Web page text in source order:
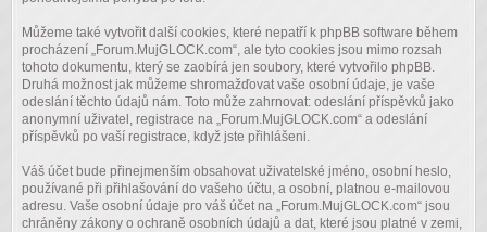
Můžeme také vytvořit další cookies, které nepatří k phpBB software během
procházení „Forum.MujGLOCK.com“, ale tyto cookies jsou mimo rozsah
tohoto dokumentu, který se zaobírá jen soubory, které vytvořilo phpBB.
Druhá možnost jak můžeme shromažďovat vaše osobní údaje, je vaše
odeslání těchto údajů nám. Toto může zahrnovat: odeslání příspěvků jako
anonymní uživatel, registrace na „Forum.MujGLOCK.com“ a odeslání
příspěvků po vaší registrace, když jste přihlášeni.
Váš účet bude přinejmenším obsahovat uživatelské jméno, osobní heslo,
používané při přihlašování do vašeho účtu, a osobní, platnou e-mailovou
adresu. Vaše osobní údaje pro váš účet na „Forum.MujGLOCK.com“ jsou
chráněny zákony o ochraně osobních údajů a dat, které jsou platné v zemi,